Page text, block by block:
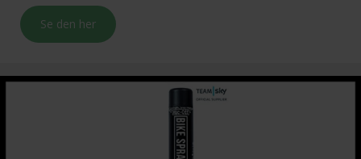
Se den her